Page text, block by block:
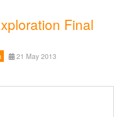
Final
21 May 2013